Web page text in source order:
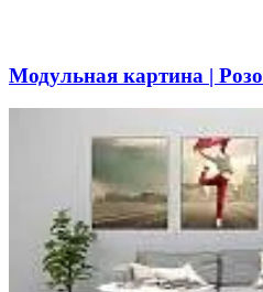
Модульная картина |